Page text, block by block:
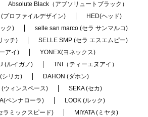
Absolute Black（アブソリュートブラック）
プロファイルデザイン)
HED(ヘッド)
ク)
selle san marco (セラ サンマルコ)
ッチ)
SELLE SMP (セラ エスエムピー)
アイ)
YONEX(ヨネックス)
(ルイガノ)
TNI（ティーエヌアイ）
シリカ)
DAHON (ダホン)
(ウィンスペース)
SEKA (セカ)
ペンナローラ)
LOOK (ルック)
ラミックスピード)
MIYATA (ミヤタ)